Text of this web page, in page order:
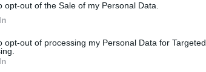
opt-out of the Sale of my Personal Data.
opt-out of processing my Personal Data for Targeted